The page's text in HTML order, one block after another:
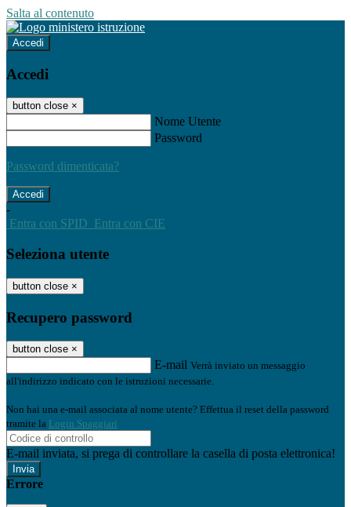
Salta al contenuto
Accedi
Accedi
button close ×
Nome Utente
Password
Password dimenticata?
-
Entra con SPID Entra con CIE
Seleziona utente
button close ×
Recupero password
button close ×
E-mail Verrà inviato un messaggio
all'indirizzo indicato con le istruzioni necessarie.
Non hai una e-mail associata al nome utente? Effettua il reset della password
tramite la Login Spaggiari
E-mail inviata, si prega di controllare la casella di posta elettronica!
Errore